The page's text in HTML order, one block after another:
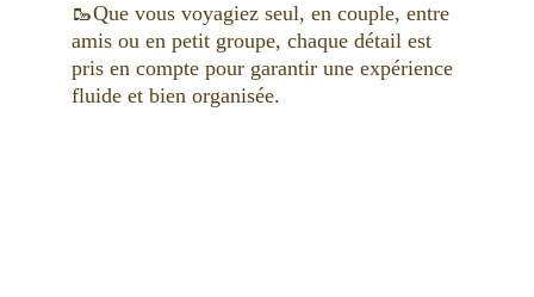
🥾Que vous voyagiez seul, en couple, entre
amis ou en petit groupe, chaque détail est
pris en compte pour garantir une expérience
fluide et bien organisée.